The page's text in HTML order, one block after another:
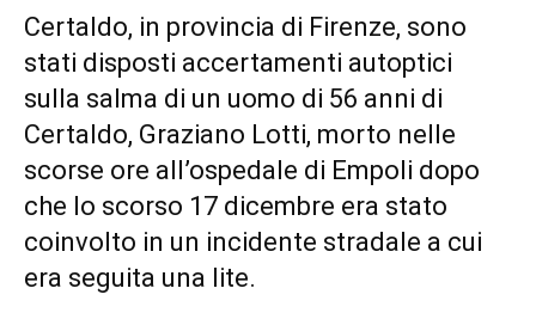
Certaldo, in provincia di Firenze, sono
stati disposti accertamenti autoptici
sulla salma di un uomo di 56 anni di
Certaldo, Graziano Lotti, morto nelle
scorse ore all’ospedale di Empoli dopo
che lo scorso 17 dicembre era stato
coinvolto in un incidente stradale a cui
era seguita una lite.